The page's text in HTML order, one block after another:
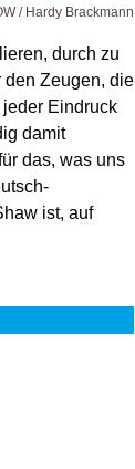
/ Hardy Brackmann
durch zu
den Zeugen, die
Eindruck
damit
das, was uns
ist, auf